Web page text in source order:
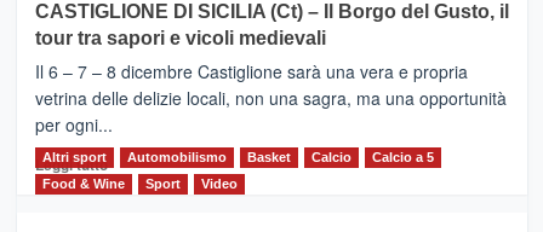
MOIO
ALCANTARA
–
Vivicittà,
alla
scoperta
del
territorio,
CASTIGLIONE DI SICILIA (Ct) – Il Borgo del Gusto, il
tour tra sapori e vicoli medievali
Il 6 – 7 – 8 dicembre Castiglione sarà una vera e propria
vetrina delle delizie locali, non una sagra, ma una opportunità
per ogni...
Leggi tuttoLeggi
di
Altri sport Automobilismo Basket Calcio
Calcio a 5
Food & Wine
Sport Video